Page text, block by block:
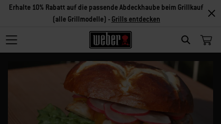
SEARCH
Erhalte 10% Rabatt auf die passende Abdeckhaube beim Grillkauf
(alle Grillmodelle) - Grills entdecken